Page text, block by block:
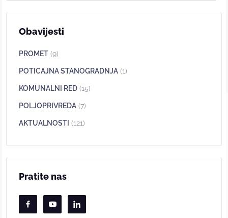
Obavijesti
PROMET (9)
POTICAJNA STANOGRADNJA (1)
KOMUNALNI RED (15)
POLJOPRIVREDA (7)
AKTUALNOSTI (121)
Pratite nas